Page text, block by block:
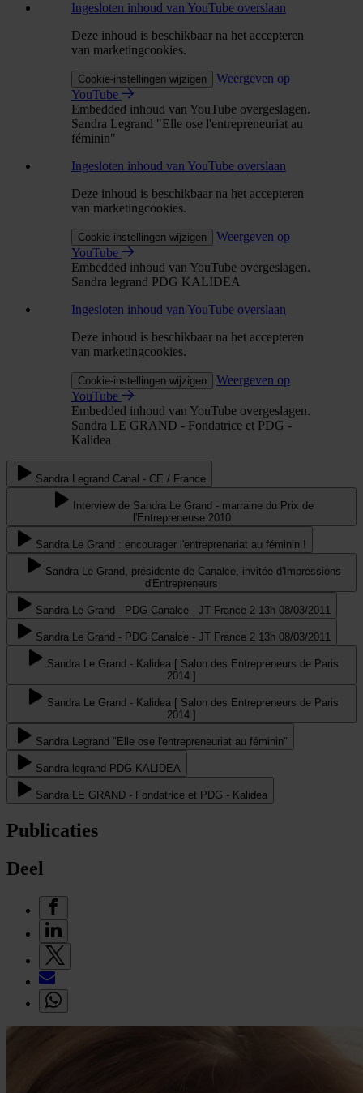
Ingesloten inhoud van YouTube overslaan
Deze inhoud is beschikbaar na het accepteren
van marketingcookies.
Cookie-instellingen wijzigen
Weergeven op
YouTube
Embedded inhoud van YouTube overgeslagen.
Sandra Legrand "Elle ose l'entrepreneuriat au
féminin"
Ingesloten inhoud van YouTube overslaan
Deze inhoud is beschikbaar na het accepteren
van marketingcookies.
Cookie-instellingen wijzigen
Weergeven op
YouTube
Embedded inhoud van YouTube overgeslagen.
Sandra legrand PDG KALIDEA
Ingesloten inhoud van YouTube overslaan
Deze inhoud is beschikbaar na het accepteren
van marketingcookies.
Cookie-instellingen wijzigen
Weergeven op
YouTube
Embedded inhoud van YouTube overgeslagen.
Sandra LE GRAND - Fondatrice et PDG -
Kalidea
Sandra Legrand Canal - CE / France
Interview de Sandra Le Grand - marraine du Prix de
l'Entrepreneuse 2010
Sandra Le Grand : encourager l'entreprenariat au féminin !
Sandra Le Grand, présidente de Canalce, invitée d'Impressions
d'Entrepreneurs
Sandra Le Grand - PDG Canalce - JT France 2 13h 08/03/2011
Sandra Le Grand - PDG Canalce - JT France 2 13h 08/03/2011
Sandra Le Grand - Kalidea [ Salon des Entrepreneurs de Paris
2014 ]
Sandra Le Grand - Kalidea [ Salon des Entrepreneurs de Paris
2014 ]
Sandra Legrand "Elle ose l'entrepreneuriat au féminin"
Sandra legrand PDG KALIDEA
Sandra LE GRAND - Fondatrice et PDG - Kalidea
Publicaties
Deel